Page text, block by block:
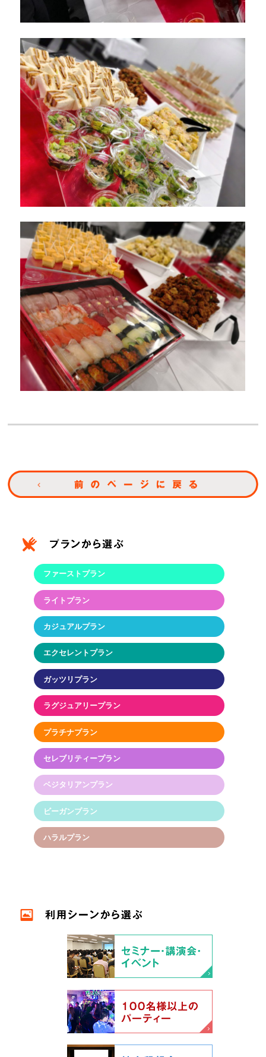
ファーストプラン
ライトプラン
カジュアルプラン
エクセレントプラン
ガッツリプラン
ラグジュアリープラン
プラチナプラン
セレブリティープラン
ベジタリアンプラン
ビーガンプラン
ハラルプラン